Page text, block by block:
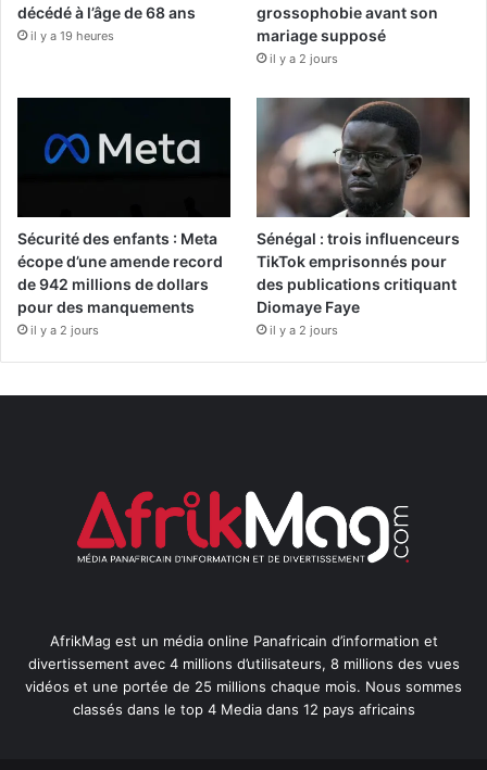
décédé à l’âge de 68 ans
il y a 19 heures
grossophobie avant son
mariage supposé
il y a 2 jours
Sécurité des enfants : Meta
écope d’une amende record
de 942 millions de dollars
pour des manquements
il y a 2 jours
Sénégal : trois influenceurs
TikTok emprisonnés pour
des publications critiquant
Diomaye Faye
il y a 2 jours
AfrikMag est un média online Panafricain d’information et
divertissement avec 4 millions d’utilisateurs, 8 millions des vues
vidéos et une portée de 25 millions chaque mois. Nous sommes
classés dans le top 4 Media dans 12 pays africains